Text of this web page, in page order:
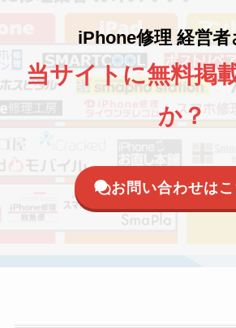
iPhone修理 経営者
当サイトに無料掲
か？
お問い合わせはこ